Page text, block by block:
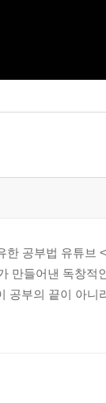
한 공부법 유튜브
만들어낸 독창
공부의 끝이 아